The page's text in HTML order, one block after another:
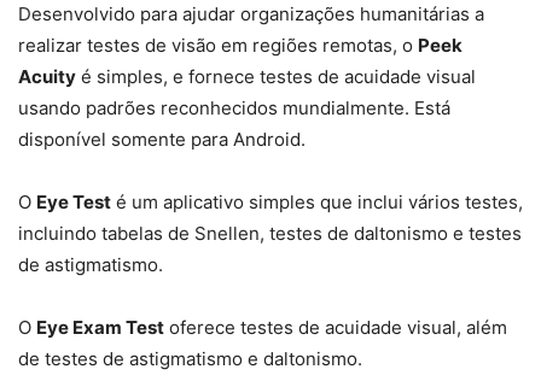
Desenvolvido para ajudar organizações humanitárias a
realizar testes de visão em regiões remotas, o Peek
Acuity é simples, e fornece testes de acuidade visual
usando padrões reconhecidos mundialmente. Está
disponível somente para Android.
O Eye Test é um aplicativo simples que inclui vários testes,
incluindo tabelas de Snellen, testes de daltonismo e testes
de astigmatismo.
O Eye Exam Test oferece testes de acuidade visual, além
de testes de astigmatismo e daltonismo.